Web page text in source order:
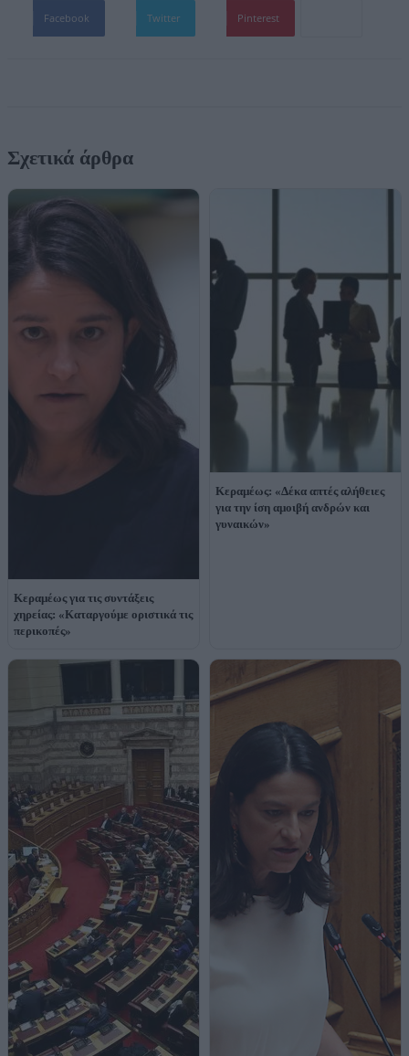
Facebook Twitter Pinterest
Σχετικά άρθρα
Κεραμέως για τις συντάξεις
χηρείας: «Καταργούμε οριστικά τις
περικοπές»
Κεραμέως: «Δέκα απτές αλήθειες
για την ίση αμοιβή ανδρών και
γυναικών»